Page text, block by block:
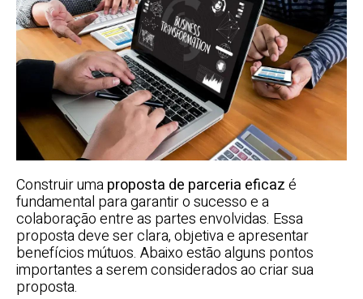
Construir umaproposta de parceria eficazé
fundamental para garantir o sucesso e a
colaboração entre as partes envolvidas. Essa
proposta deve ser clara, objetiva e apresentar
benefícios mútuos. Abaixo estão alguns pontos
importantes a serem considerados ao criar sua
proposta.